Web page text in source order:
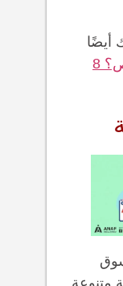
أيضًا
كيف ابدأ مشروعي الخاص؟ 8